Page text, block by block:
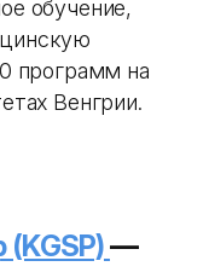
обучение,
программ на
Венгрии.
(KGSP)—